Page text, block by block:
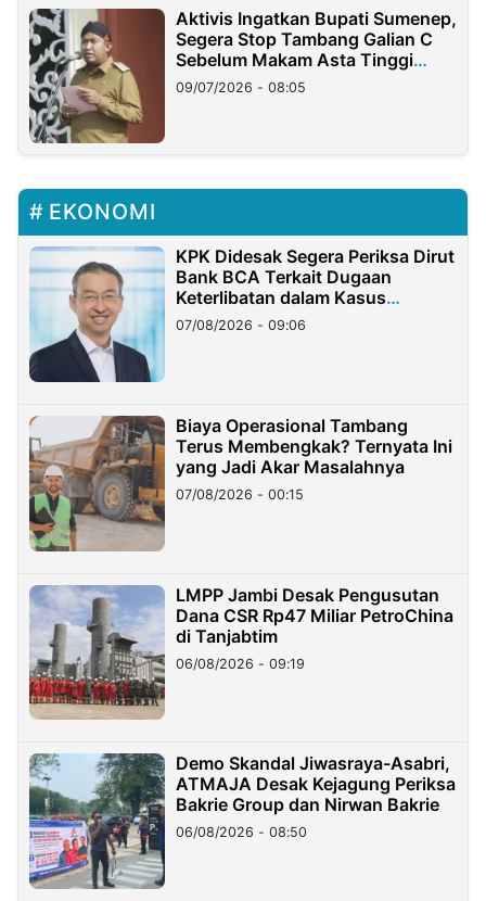
Aktivis Ingatkan Bupati Sumenep,
Segera Stop Tambang Galian C
Sebelum Makam Asta Tinggi
Longsor
09/07/2026 - 08:05
EKONOMI
KPK Didesak Segera Periksa Dirut
Bank BCA Terkait Dugaan
Keterlibatan dalam Kasus
Hilangnya Dana Nasabah Rp2,58
Miliar
07/08/2026 - 09:06
Biaya Operasional Tambang
Terus Membengkak? Ternyata Ini
yang Jadi Akar Masalahnya
07/08/2026 - 00:15
LMPP Jambi Desak Pengusutan
Dana CSR Rp47 Miliar PetroChina
di Tanjabtim
06/08/2026 - 09:19
Demo Skandal Jiwasraya-Asabri,
ATMAJA Desak Kejagung Periksa
Bakrie Group dan Nirwan Bakrie
06/08/2026 - 08:50